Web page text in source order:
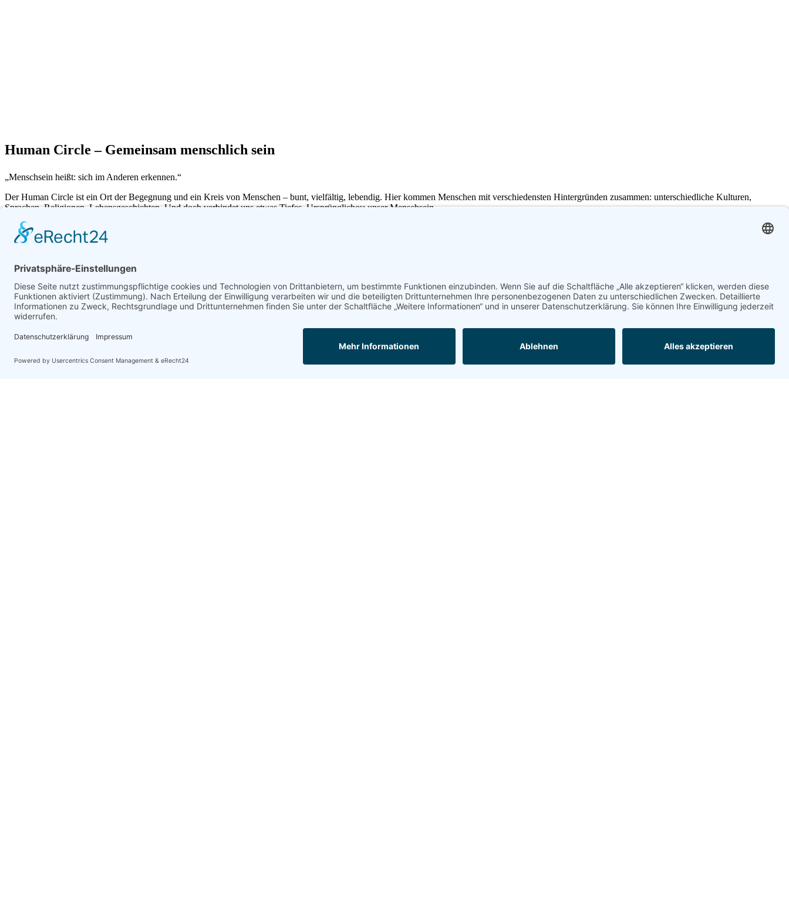
Human Circle – Gemeinsam menschlich sein
„Menschsein heißt: sich im Anderen erkennen.“
Der Human Circle ist ein Ort der Begegnung und ein Kreis von Menschen – bunt, vielfältig, lebendig. Hier kommen Menschen mit verschiedensten Hintergründen zusammen: unterschiedliche Kulturen,
Sprachen, Religionen, Lebensgeschichten. Und doch verbindet uns etwas Tiefes, Ursprüngliches: unser Menschsein.
Im Human Circle schaffen wir gemeinsam einen geschützten Raum, in dem Verbindung möglich wird. Hier gibt es kein richtig oder falsch, kein besser oder schlechter. Nur
– genau so, wie wir
sind.
Dass Gemeinschaft heilsam ist. Dass Verbindung wächst, wenn wir bereit sind, uns zu zeigen.
Jede*r ist willkommen. Egal, woher du kommst. Egal, wie du aussiehst. Egal, wen du liebst. Egal, woran du glaubst und egal, welchen Weg du gehst. Im Kreis sind wir alle gleich und genau das feiern wir – mit
Bewegung, Musik, Achtsamkeit und offenen Herzen.